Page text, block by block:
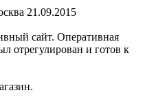
21.09.2015
сайт. Оперативная
отрегулирован и готов к